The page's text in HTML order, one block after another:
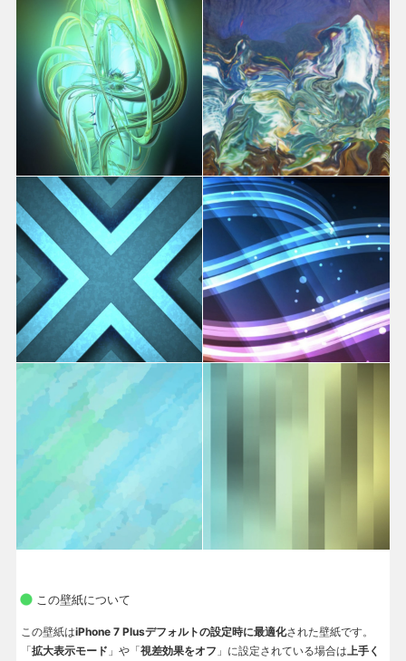
この壁紙について
この壁紙はiPhone 7 Plusデフォルトの設定時に最適化された壁紙です。
「拡大表示モード 」や「視差効果をオフ 」に設定されている場合は上手く